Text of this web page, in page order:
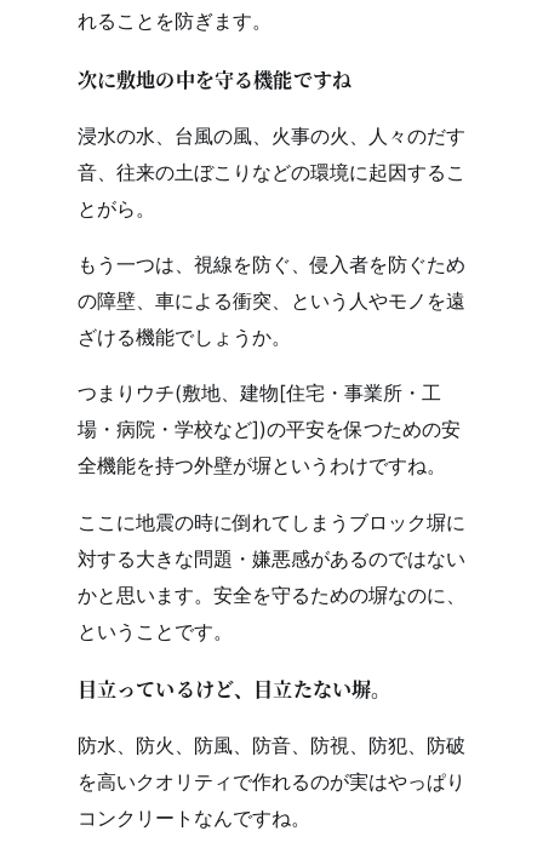
れることを防ぎます。
次に敷地の中を守る機能ですね
浸水の水、台風の風、火事の火、人々のだす
音、往来の土ぼこりなどの環境に起因するこ
とがら。
もう一つは、視線を防ぐ、侵入者を防ぐため
の障壁、車による衝突、という人やモノを遠
ざける機能でしょうか。
つまりウチ(敷地、建物[住宅・事業所・工
場・病院・学校など])の平安を保つための安
全機能を持つ外壁が塀というわけですね。
ここに地震の時に倒れてしまうブロック塀に
対する大きな問題・嫌悪感があるのではない
かと思います。安全を守るための塀なのに、
ということです。
目立っているけど、目立たない塀。
防水、防火、防風、防音、防視、防犯、防破
を高いクオリティで作れるのが実はやっぱり
コンクリートなんですね。